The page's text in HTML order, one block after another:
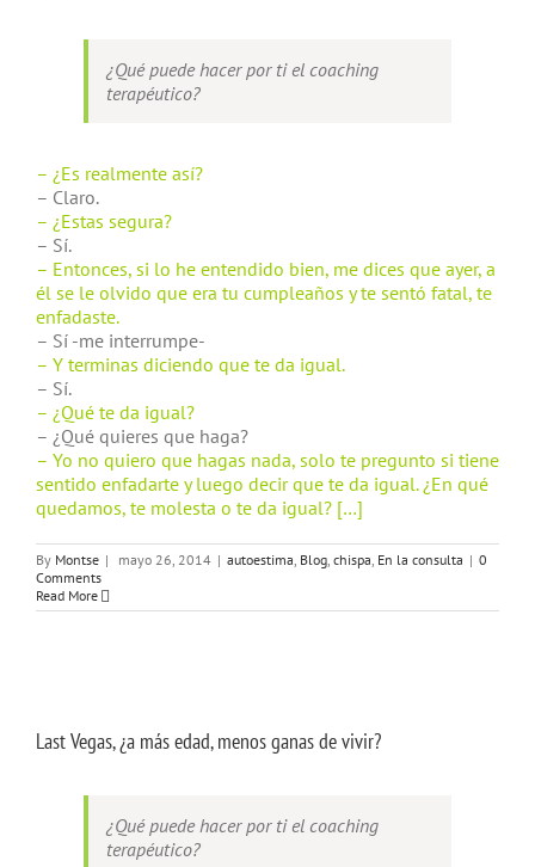
¿Qué puede hacer por ti el coaching
terapéutico?
– ¿Es realmente así?
– Claro.
– ¿Estas segura?
– Sí.
– Entonces, si lo he entendido bien, me dices que ayer, a
él se le olvido que era tu cumpleaños y te sentó fatal, te
enfadaste.
– Sí -me interrumpe-
– Y terminas diciendo que te da igual.
– Sí.
– ¿Qué te da igual?
– ¿Qué quieres que haga?
– Yo no quiero que hagas nada, solo te pregunto si tiene
sentido enfadarte y luego decir que te da igual. ¿En qué
quedamos, te molesta o te da igual? […]
By Montse | mayo 26, 2014 | autoestima, Blog, chispa, En la consulta | 0
Comments
Read More
Last Vegas, ¿a más edad, menos ganas de vivir?
¿Qué puede hacer por ti el coaching
terapéutico?